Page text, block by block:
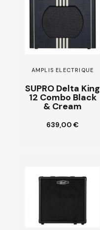
AMPLIS ELECTRIQUE
SUPRO Delta King
12 Combo Black
& Cream
639,00 €
Customize